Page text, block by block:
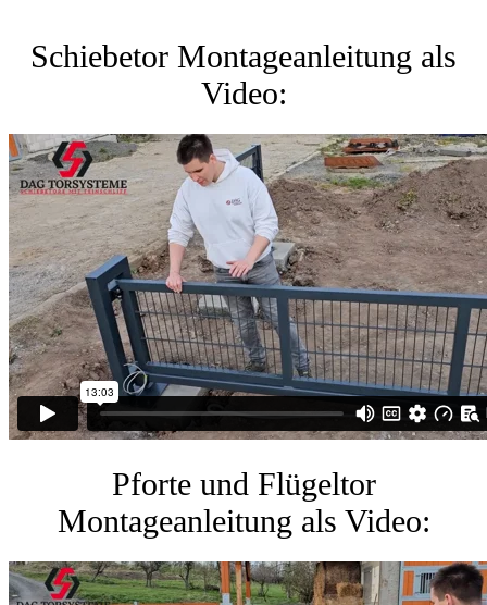
Schiebetor Montageanleitung als
Video:
Pforte und Flügeltor
Montageanleitung als Video: